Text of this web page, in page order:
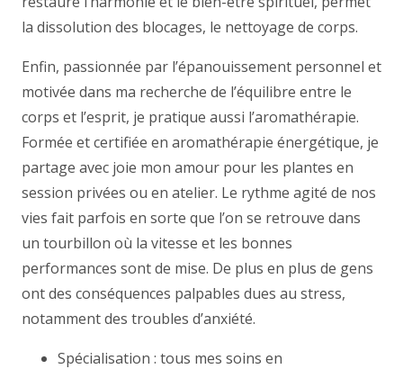
la dissolution des blocages, le nettoyage de corps.
Enfin, passionnée par l’épanouissement personnel et
motivée dans ma recherche de l’équilibre entre le
corps et l’esprit, je pratique aussi l’aromathérapie.
Formée et certifiée en aromathérapie énergétique, je
partage avec joie mon amour pour les plantes en
session privées ou en atelier. Le rythme agité de nos
vies fait parfois en sorte que l’on se retrouve dans
un tourbillon où la vitesse et les bonnes
performances sont de mise. De plus en plus de gens
ont des conséquences palpables dues au stress,
notamment des troubles d’anxiété.
Spécialisation : tous mes soins en